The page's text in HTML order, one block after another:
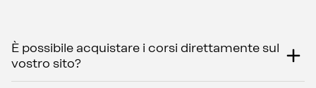
È possibile acquistare i corsi direttamente sul
vostro sito?